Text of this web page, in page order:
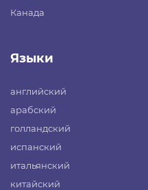
Канада
Языки
английский
арабский
голландский
испанский
итальянский
китайский